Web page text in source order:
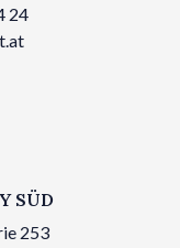
24
SÜD
253